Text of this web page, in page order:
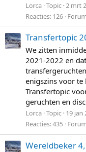
Lorca Topic 2 mrt
Reacties: 126
Transfertopic
We zitten
2021-2022 en
enigszins voor
Transfertopic
geruchten en
Lorca Topic 19 jan
Reacties: 435
Wereldbeker